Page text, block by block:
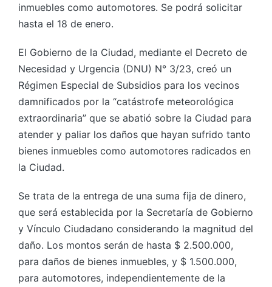
inmuebles como automotores. Se podrá solicitar
hasta el 18 de enero.
El Gobierno de la Ciudad, mediante el Decreto de
Necesidad y Urgencia (DNU) N° 3/23, creó un
Régimen Especial de Subsidios para los vecinos
damnificados por la “catástrofe meteorológica
extraordinaria” que se abatió sobre la Ciudad para
atender y paliar los daños que hayan sufrido tanto
bienes inmuebles como automotores radicados en
la Ciudad.
Se trata de la entrega de una suma fija de dinero,
que será establecida por la Secretaría de Gobierno
y Vínculo Ciudadano considerando la magnitud del
daño. Los montos serán de hasta $ 2.500.000,
para daños de bienes inmuebles, y $ 1.500.000,
para automotores, independientemente de la